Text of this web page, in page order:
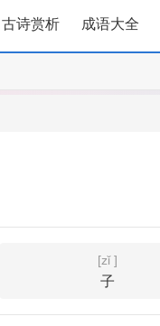
古诗赏析 成语大全
[zǐ ]
子